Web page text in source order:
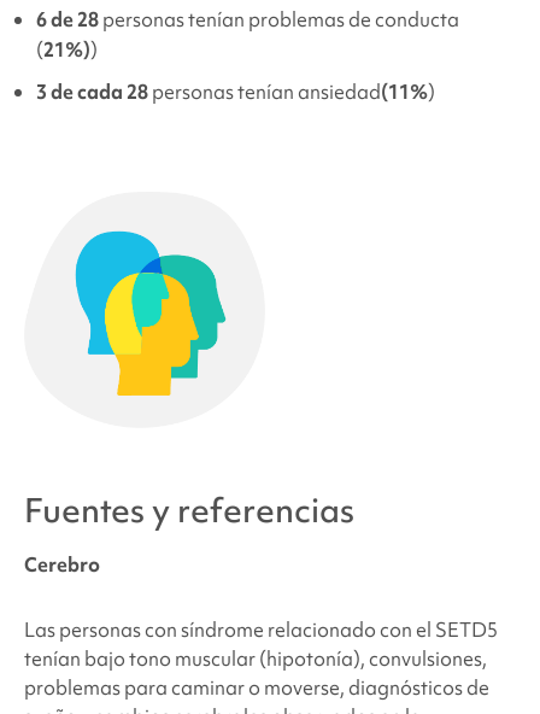
6 de 28personas tenían problemas de conducta
(21%))
3 de cada 28personas tenían ansiedad(11%)
Fuentes y referencias
Cerebro
Las personas consíndrome relacionado con el SETD5
tenían bajo tono muscular (hipotonía), convulsiones,
problemas para caminar o moverse, diagnósticos de